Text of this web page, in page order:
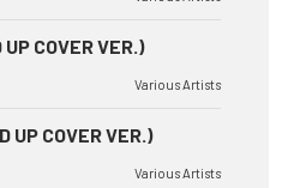
COVER VER.)
Various Artists
UP COVER VER.)
Various Artists